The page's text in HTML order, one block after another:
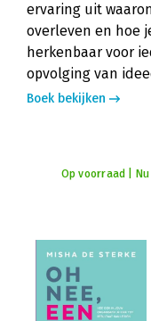
ervaring uit
overleven en hoe
herkenbaar voor
opvolging van
Boek bekijken
Op voorraad |